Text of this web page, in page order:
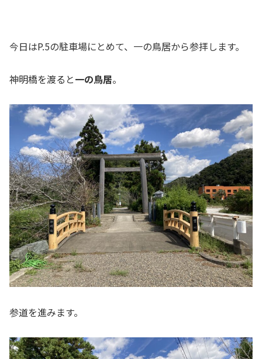
今日はP.5の駐車場にとめて、一の鳥居から参拝します。
神明橋を渡ると一の鳥居。
参道を進みます。